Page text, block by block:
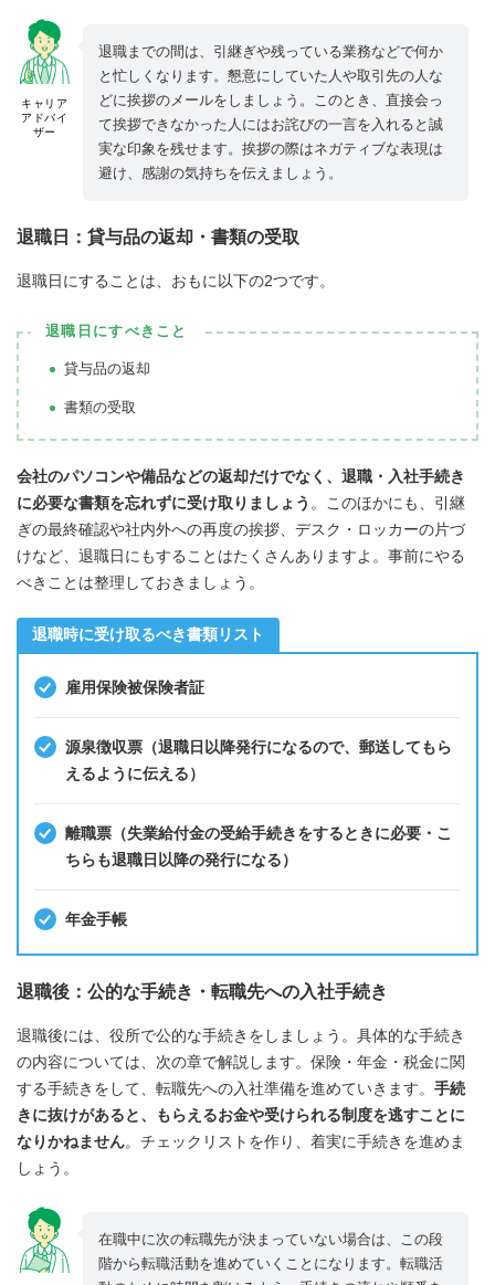
キャリア
アドバイ
ザー
退職までの間は、引継ぎや残っている業務などで何か
と忙しくなります。懇意にしていた人や取引先の人な
どに挨拶のメールをしましょう。このとき、直接会っ
て挨拶できなかった人にはお詫びの一言を入れると誠
実な印象を残せます。挨拶の際はネガティブな表現は
避け、感謝の気持ちを伝えましょう。
退職日：貸与品の返却・書類の受取
退職日にすることは、おもに以下の2つです。
退職日にすべきこと
貸与品の返却
書類の受取
会社のパソコンや備品などの返却だけでなく、退職・入社手続き
に必要な書類を忘れずに受け取りましょう 。このほかにも、引継
ぎの最終確認や社内外への再度の挨拶、デスク・ロッカーの片づ
けなど、退職日にもすることはたくさんありますよ。事前にやる
べきことは整理しておきましょう。
退職時に受け取るべき書類リスト
雇用保険被保険者証
源泉徴収票（退職日以降発行になるので、郵送してもら
えるように伝える）
離職票（失業給付金の受給手続きをするときに必要・こ
ちらも退職日以降の発行になる）
年金手帳
退職後：公的な手続き・転職先への入社手続き
退職後には、役所で公的な手続きをしましょう。具体的な手続き
の内容については、次の章で解説します。保険・年金・税金に関
する手続きをして、転職先への入社準備を進めていきます。 手続
きに抜けがあると、もらえるお金や受けられる制度を逃すことに
なりかねません。チェックリストを作り、着実に手続きを進めま
しょう。
在職中に次の転職先が決まっていない場合は、この段
階から転職活動を進めていくことになります。転職活